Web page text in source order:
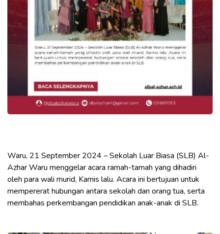
Waru, 21 September 2024 – Sekolah Luar Biasa (SLB) Al-
Azhar Waru menggelar acara ramah-tamah yang dihadiri
oleh para wali murid, Kamis lalu. Acara ini bertujuan untuk
mempererat hubungan antara sekolah dan orang tua, serta
membahas perkembangan pendidikan anak-anak di SLB.